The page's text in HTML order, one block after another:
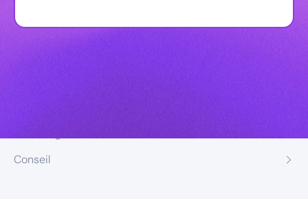
Conseil